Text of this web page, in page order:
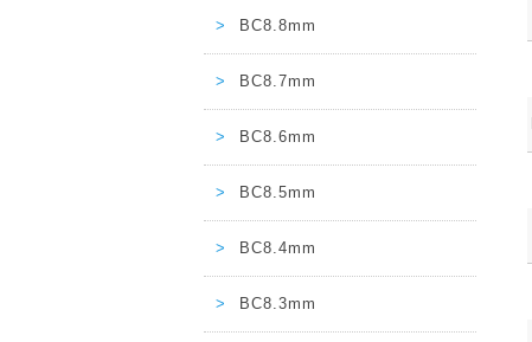
BC8.8mm
BC8.7mm
BC8.6mm
BC8.5mm
BC8.4mm
BC8.3mm